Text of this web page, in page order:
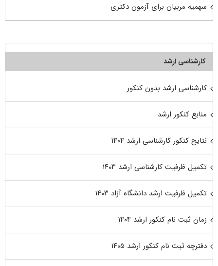
سهمیه مربیان برای آزمون دکتری
کارشناسی ارشد
کارشناسی ارشد بدون کنکور
منابع کنکور ارشد
نتایج کنکور کارشناسی ارشد ۱۴۰۴
تکمیل ظرفیت کارشناسی ارشد ۱۴۰۳
تکمیل ظرفیت ارشد دانشگاه آزاد ۱۴۰۳
زمان ثبت نام کنکور ارشد ۱۴۰۴
دفترچه ثبت نام کنکور ارشد ۱۴۰۵